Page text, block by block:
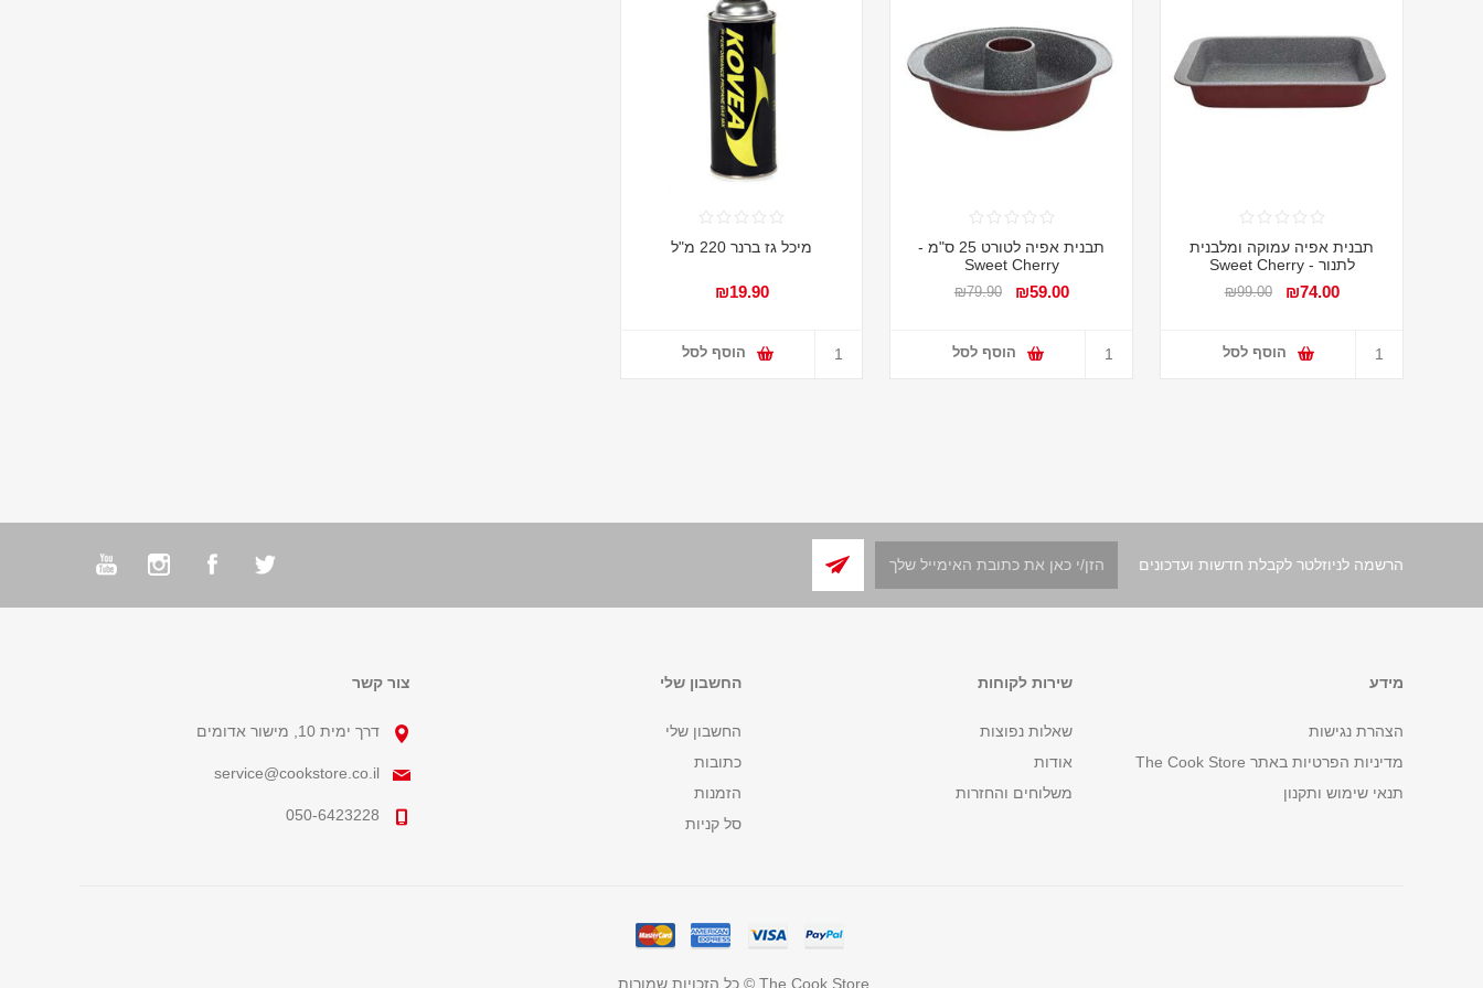
תבנית אפיה עמוקה ומלבנית
לתנור - Sweet Cherry
₪74.00
₪99.00
הוסף לסל
תבנית אפיה לטורט 25 ס"מ -
Sweet Cherry
₪59.00
₪79.90
הוסף לסל
מיכל גז ברנר 220 מ"ל
₪19.90
הוסף לסל
הרשמה לניוזלטר לקבלת חדשות ועדכונים
מידע
הצהרת נגישות
מדיניות הפרטיות באתר The Cook Store
תנאי שימוש ותקנון
שירות לקוחות
שאלות נפוצות
אודות
משלוחים והחזרות
החשבון שלי
החשבון שלי
כתובות
הזמנות
סל קניות
צור קשר
דרך ימית 10, מישור אדומים
service@cookstore.co.il
050-6423228
The Cook Store © כל הזכויות שמורות.